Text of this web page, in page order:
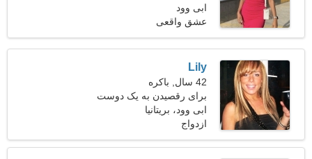
خجالتی هستم
ابی وود
عشق واقعی
Lily
42 سال, باکره
برای رقصیدن به یک دوست
شاد نیاز دارم
ابی وود، بریتانیا
ازدواج